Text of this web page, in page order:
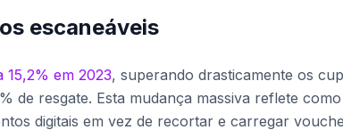
escaneáveis
em 2023, superando drasticamente os
de resgate. Esta mudança massiva reflete
digitais em vez de recortar e carregar